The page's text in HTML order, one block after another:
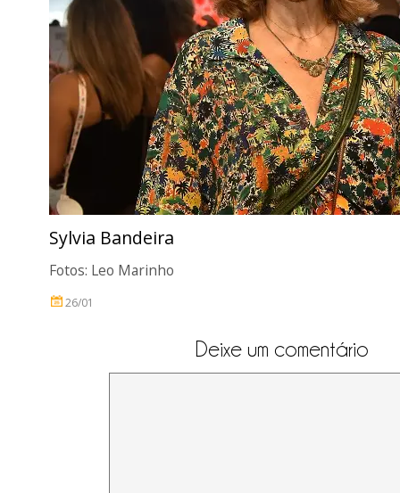
Sylvia Bandeira
Fotos: Leo Marinho
26/01
Deixe um comentário